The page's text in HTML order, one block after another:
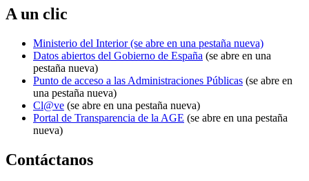
A un clic
Ministerio del Interior(se abre en una pestaña nueva)
Datos abiertos del Gobierno de España (se abre en una
pestaña nueva)
Punto de acceso a las Administraciones Públicas (se abre en
una pestaña nueva)
Cl@ve (se abre en una pestaña nueva)
Portal de Transparencia de la AGE (se abre en una pestaña
nueva)
Contáctanos